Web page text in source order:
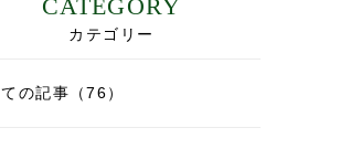
CATEGORY
カテゴリー
の記事（76）